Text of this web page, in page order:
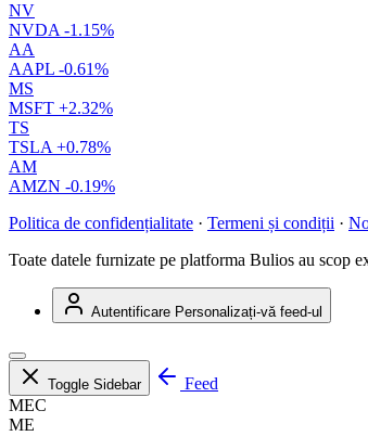
NV
NVDA -1.15%
AA
AAPL -0.61%
MS
MSFT +2.32%
TS
TSLA +0.78%
AM
AMZN -0.19%
Politica de confidențialitate · Termeni și condiții ·
Toate datele furnizate pe platforma Bulios au scop
Autentificare Personalizați-vă feed-ul
Toggle Sidebar
Feed
MEC
ME